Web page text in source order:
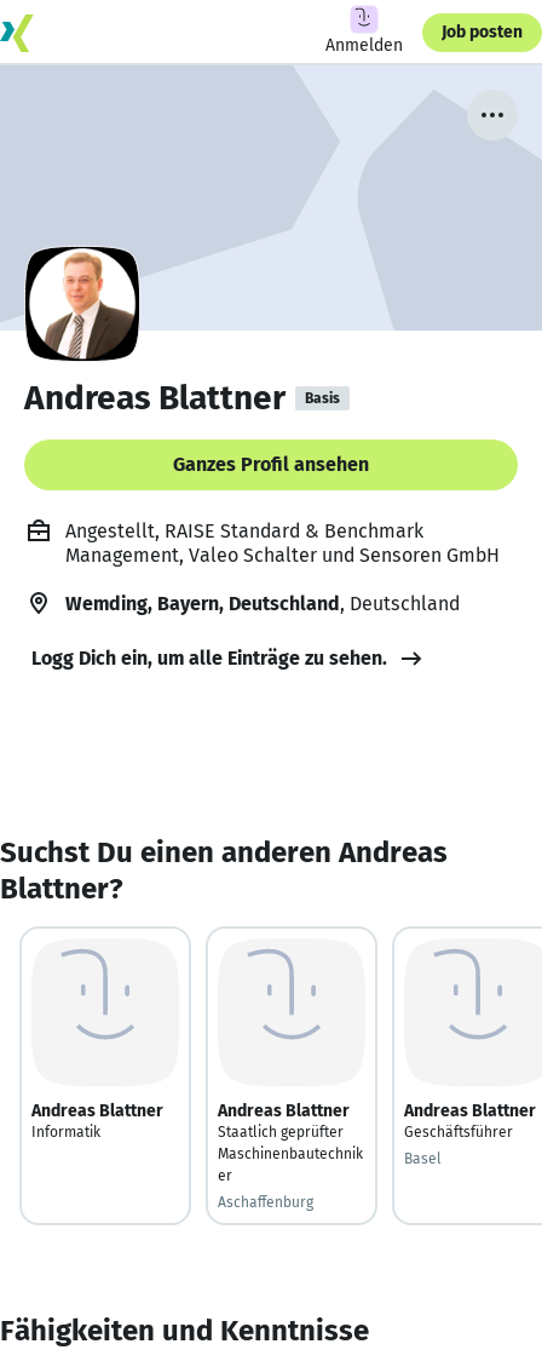
Anmelden
Job posten
Andreas Blattner Basis
Ganzes Profil ansehen
Angestellt, RAISE Standard & Benchmark
Management, Valeo Schalter und Sensoren GmbH
Wemding, Bayern, Deutschland, Deutschland
Logg Dich ein, um alle Einträge zu sehen.
Suchst Du einen anderen Andreas
Blattner?
Andreas Blattner
Informatik
Andreas Blattner
Staatlich geprüfter
Maschinenbautechnik
er
Aschaffenburg
Andreas Blattner
Geschäftsführer
Basel
Fähigkeiten und Kenntnisse